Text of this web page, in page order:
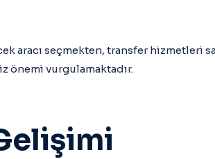
aracı seçmekten, transfer hizmetleri
önemi vurgulamaktadır.